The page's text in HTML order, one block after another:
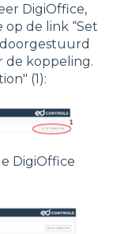
DigiOffice,
op de link “Set
de koppeling.
(1):
DigiOffice